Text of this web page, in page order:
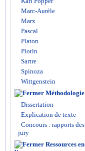
Marc-Aurèle
Marx
Pascal
Platon
Plotin
Sartre
Spinoza
Wittgenstein
Méthodologie
Dissertation
Explication de texte
Concours : rapports des
jury
Ressources en